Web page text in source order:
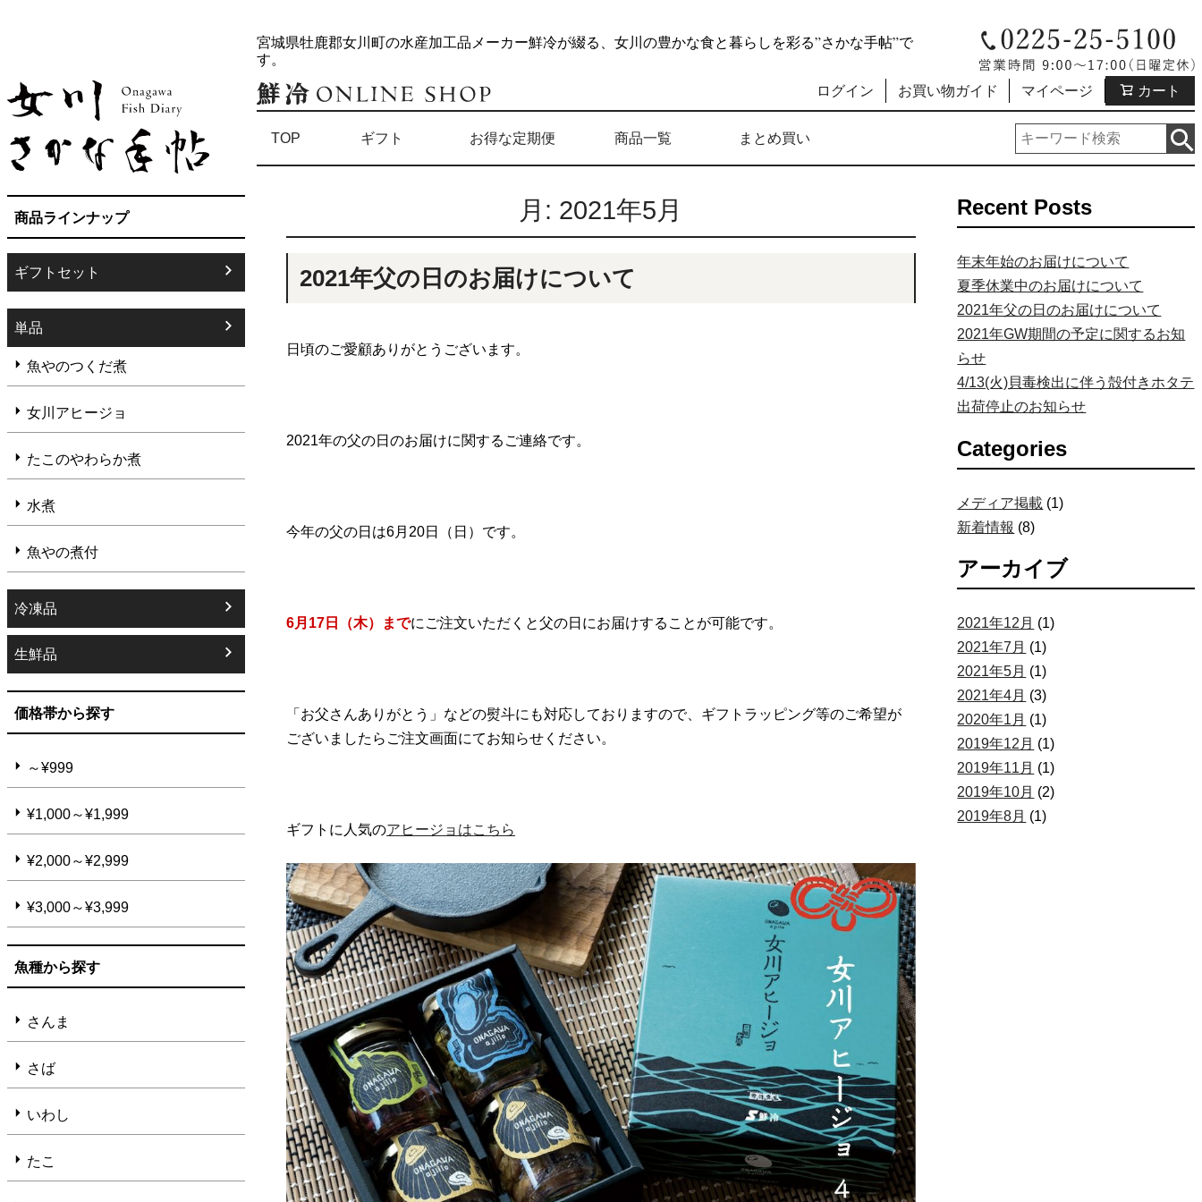
宮城県牡鹿郡女川町の水産加工品メーカー鮮冷が綴る、女川の豊かな食と暮らしを彩る”さかな手帖”で
す。
ログイン お買い物ガイド マイページ カート
TOP ギフト お得な定期便 商品一覧 まとめ買い
検索
商品ラインナップ
ギフトセット
単品
魚やのつくだ煮
女川アヒージョ
たこのやわらか煮
水煮
魚やの煮付
冷凍品
生鮮品
価格帯から探す
～¥999
¥1,000～¥1,999
¥2,000～¥2,999
¥3,000～¥3,999
魚種から探す
さんま
さば
いわし
たこ
月: 2021年5月
2021年父の日のお届けについて
日頃のご愛顧ありがとうございます。
2021年の父の日のお届けに関するご連絡です。
今年の父の日は6月20日（日）です。
6月17日（木）までにご注文いただくと父の日にお届けすることが可能です。
「お父さんありがとう」などの熨斗にも対応しておりますので、ギフトラッピング等のご希望が
ございましたらご注文画面にてお知らせください。
ギフトに人気のアヒージョはこちら
Recent Posts
年末年始のお届けについて
夏季休業中のお届けについて
2021年父の日のお届けについて
2021年GW期間の予定に関するお知
らせ
4/13(火)貝毒検出に伴う殻付きホタテ
出荷停止のお知らせ
Categories
メディア掲載 (1)
新着情報 (8)
アーカイブ
2021年12月 (1)
2021年7月 (1)
2021年5月 (1)
2021年4月 (3)
2020年1月 (1)
2019年12月 (1)
2019年11月 (1)
2019年10月 (2)
2019年8月 (1)